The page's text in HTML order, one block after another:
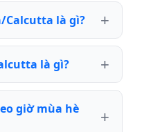
Calcutta là gì?
là gì?
giờ mùa hè